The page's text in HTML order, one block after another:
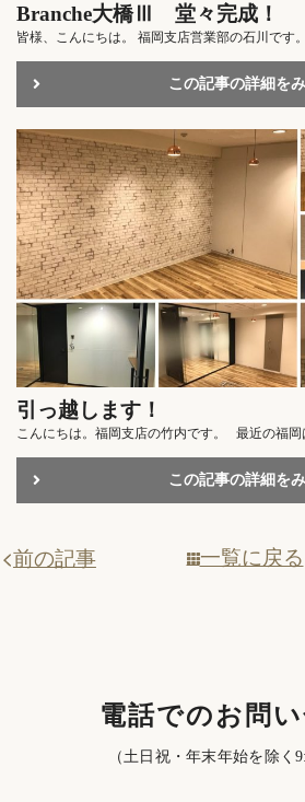
Branche大橋Ⅲ 堂々完成！
皆様、こんにちは。 福岡支店営業部の石川で
この記事の詳細を
引っ越します！
こんにちは。福岡支店の竹内です。 最近の福岡
この記事の詳細を
前の記事 一覧に戻る
電話でのお問
（土日祝・年末年始を除く